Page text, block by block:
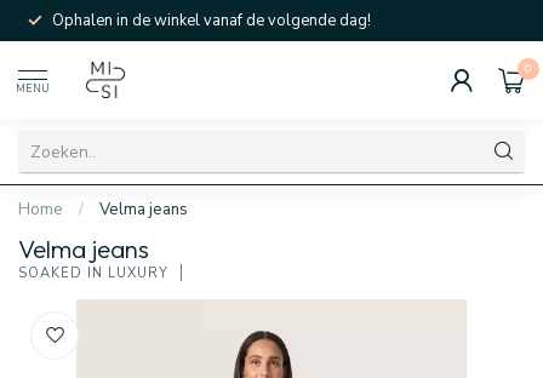
Ophalen in de winkel vanaf de volgende dag!
MENU
0
Home / Velma jeans
Velma jeans
SOAKED IN LUXURY